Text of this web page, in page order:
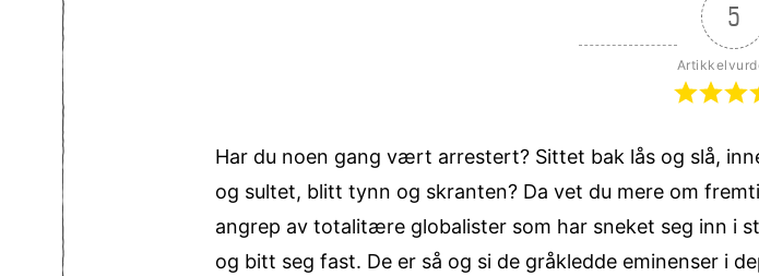
5
Har du noen gang vært arrestert? Sittet bak lås og slå,
og sultet, blitt tynn og skranten? Da vet du mere om
angrep av totalitære globalister som har sneket seg inn i
og bitt seg fast. De er så og si de gråkledde eminenser i